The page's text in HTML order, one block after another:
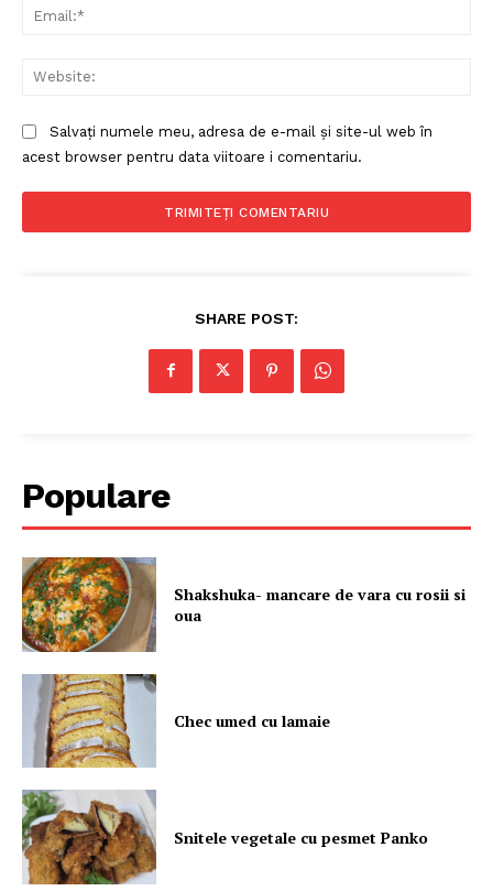
Salvați numele meu, adresa de e-mail și site-ul web în
acest browser pentru data viitoare i comentariu.
SHARE POST:
Populare
Shakshuka- mancare de vara cu rosii si
oua
Chec umed cu lamaie
Snitele vegetale cu pesmet Panko